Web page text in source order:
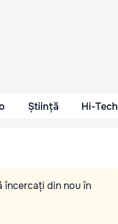
Știință Hi-Tech
încercați din nou în